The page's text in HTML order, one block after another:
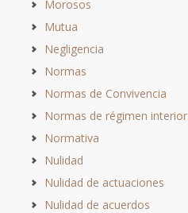
Morosos
Mutua
Negligencia
Normas
Normas de Convivencia
Normas de régimen interior
Normativa
Nulidad
Nulidad de actuaciones
Nulidad de acuerdos